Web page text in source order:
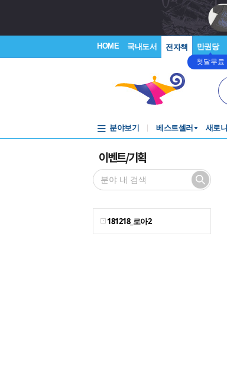
HOME 국내도서 전자책 만권당
첫달무료
분야보기 베스트셀러 새로
이벤트/기획
181218_로아2